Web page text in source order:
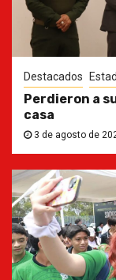
Destacados
Perdieron a
casa
3 de agosto de